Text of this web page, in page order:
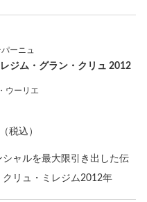
ーニュ
ジム・グラン・クリュ 2012
ウーリエ
（税込）
ャルを最大限引き出した伝
リュ・ミレジム2012年